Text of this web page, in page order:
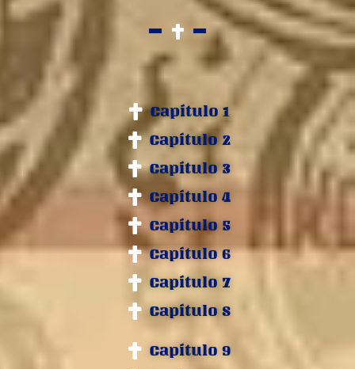
Capítulo 1
Capítulo 2
Capítulo 3
Capítulo 4
Capítulo 5
Capítulo 6
Capítulo 7
Capítulo 8
Capítulo 9